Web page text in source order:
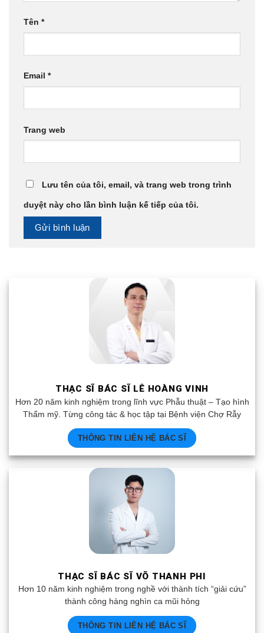
Tên *
Email *
Trang web
Lưu tên của tôi, email, và trang web trong trình
duyệt này cho lần bình luận kế tiếp của tôi.
THẠC SĨ BÁC SĨ LÊ HOÀNG VINH
Hơn 20 năm kinh nghiệm trong lĩnh vực Phẫu thuật – Tạo hình
Thẩm mỹ. Từng công tác & học tập tại Bệnh viện Chợ Rẫy
THÔNG TIN LIÊN HỆ BÁC SĨ
THẠC SĨ BÁC SĨ VÕ THANH PHI
Hơn 10 năm kinh nghiệm trong nghề với thành tích “giải cứu”
thành công hàng nghìn ca mũi hỏng
THÔNG TIN LIÊN HỆ BÁC SĨ